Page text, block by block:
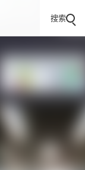
搜索